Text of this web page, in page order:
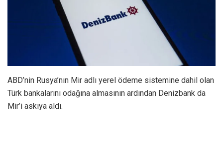
ABD’nin Rusya’nın Mir adlı yerel ödeme sistemine dahil olan
Türk bankalarını odağına almasının ardından Denizbank da
Mir’i askıya aldı.